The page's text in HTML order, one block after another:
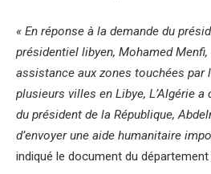
« En réponse à la demande du
présidentiel libyen, Mohamed
assistance aux zones touchées par
plusieurs villes en Libye, L’Algérie
du président de la République,
d’envoyer une aide humanitaire
indiqué le document du département